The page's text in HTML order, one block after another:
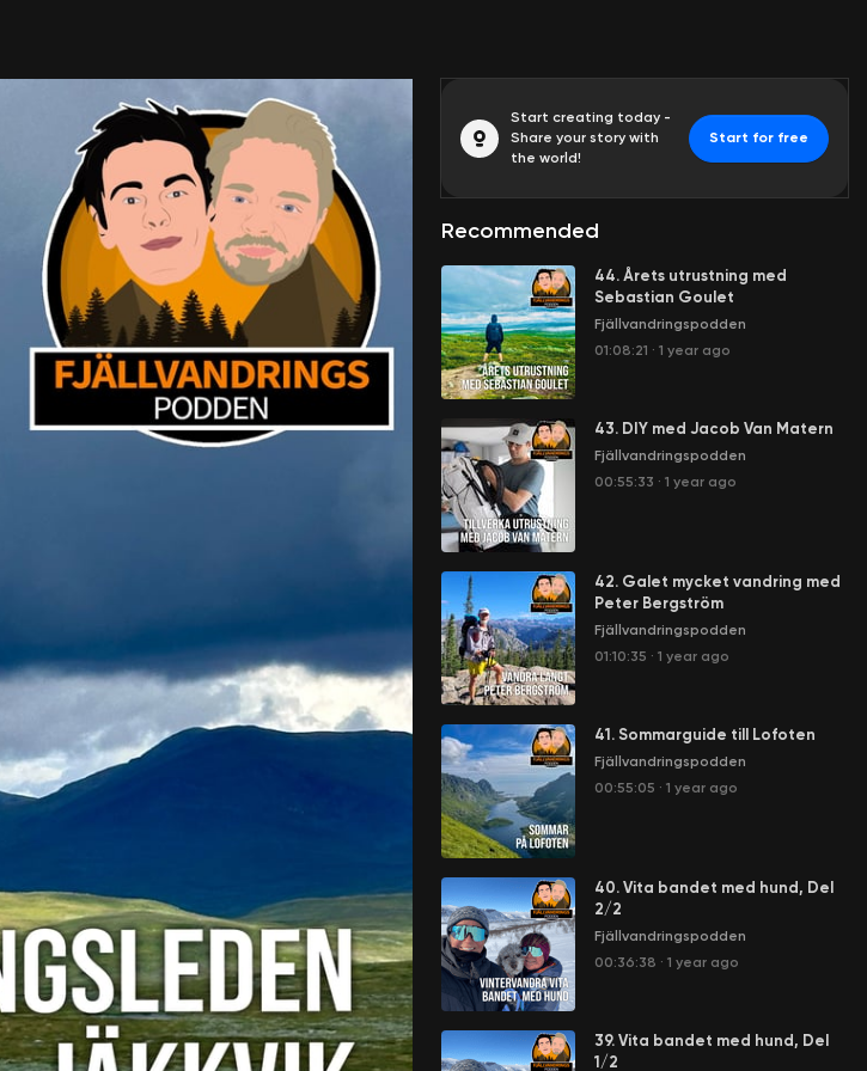
Start creating today -
Share your story with
the world!
Start for free
Recommended
44. Årets utrustning med
Sebastian Goulet
Fjällvandringspodden
01:08:21 · 1 year ago
43. DIY med Jacob Van Matern
Fjällvandringspodden
00:55:33 · 1 year ago
42. Galet mycket vandring med
Peter Bergström
Fjällvandringspodden
01:10:35 · 1 year ago
41. Sommarguide till Lofoten
Fjällvandringspodden
00:55:05 · 1 year ago
40. Vita bandet med hund, Del
2/2
Fjällvandringspodden
00:36:38 · 1 year ago
39. Vita bandet med hund, Del
1/2